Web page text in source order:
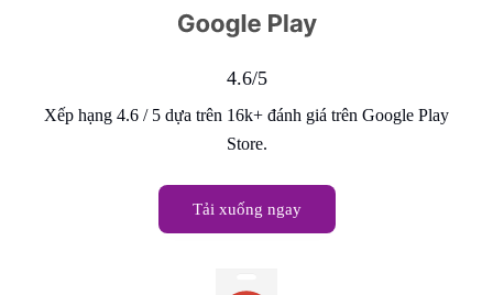
4.6/5
Xếp hạng 4.6 / 5 dựa trên 16k+ đánh giá trên Google Play
Store.
Tải xuống ngay